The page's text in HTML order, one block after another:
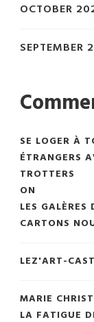
OCTOBER
SEPTEMBER
SE LOGER À
ÉTRANGERS
TROTTERS
ON
LES
CARTONS
LEZ'ART-
MARIE
LA FATIGUE